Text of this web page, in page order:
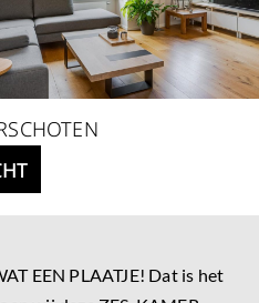
EEN PLAATJE! Dat is het